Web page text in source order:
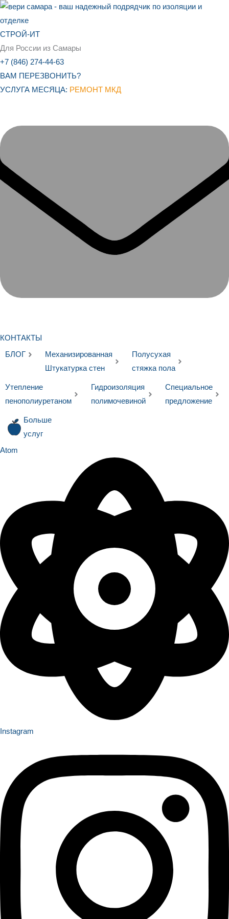
Перейти
к
содержимому
СТРОЙ-ИТ
Для России из Самары
+7 (846) 274-44-63
ВАМ ПЕРЕЗВОНИТЬ?
УСЛУГА МЕСЯЦА: РЕМОНТ МКД
КОНТАКТЫ
БЛОГ
Механизированная
Штукатурка стен
Полусухая
стяжка пола
Утепление
пенополиуретаном
Гидроизоляция
полимочевиной
Специальное
предложение
Больше
услуг
Atom
Instagram